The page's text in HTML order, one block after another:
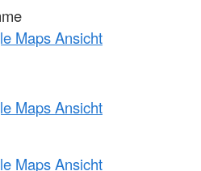
Maps Ansicht
Maps Ansicht
Maps Ansicht